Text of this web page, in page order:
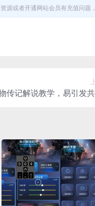
源或者开通网站会员有充值问
传记解说教学，易引发